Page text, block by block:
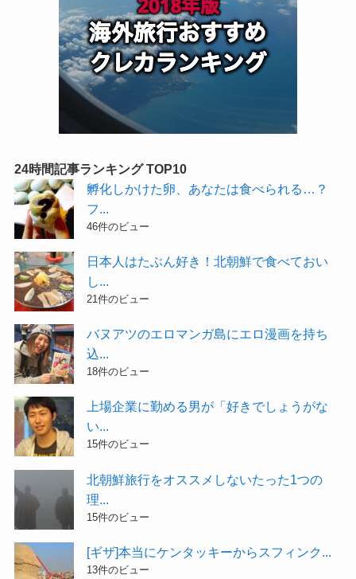
24時間記事ランキング TOP10
孵化しかけた卵、あなたは食べられる…？
フ...
46件のビュー
日本人はたぶん好き！北朝鮮で食べておい
し...
21件のビュー
バヌアツのエロマンガ島にエロ漫画を持ち
込...
18件のビュー
上場企業に勤める男が「好きでしょうがな
い...
15件のビュー
北朝鮮旅行をオススメしないたった1つの
理...
15件のビュー
[ギザ]本当にケンタッキーからスフィンク...
13件のビュー